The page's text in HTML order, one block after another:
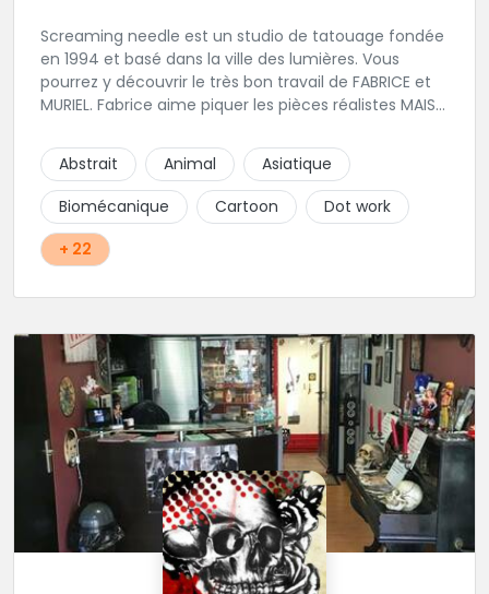
Screaming needle est un studio de tatouage fondée
en 1994 et basé dans la ville des lumières. Vous
pourrez y découvrir le très bon travail de FABRICE et
MURIEL. Fabrice aime piquer les pièces réalistes MAIS
tribales ou polynesiennes ainsi que le lettrage. Nous
vous invitons à leurs transmettre des questions par
message ou à goutter à venir l'univers convivial du
shop...
Abstrait Animal
Asiatique
Biomécanique
Cartoon
Dot work
+ 22